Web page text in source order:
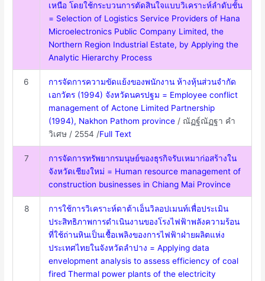
เหนือ โดยใช้กระบวนการตัดสินใจแบบวิเคราะห์ลำดับชั้น
= Selection of Logistics Service Providers of Hana
Microelectronics Public Company Limited, the
Northern Region Industrial Estate, by Applying the
Analytic Hierarchy Process
6
การจัดการความขัดแย้งของพนักงาน ห้างหุ้นส่วนจำกัด
เอกวัตร (1994) จังหวัดนครปฐม = Employee conflict
management of Actone Limited Partnership
(1994), Nakhon Pathom province / ณัฏฐ์ณัฏฐา คำ
วิเศษ / 2554 /Full Text
7
การจัดการทรัพยากรมนุษย์ของธุรกิจรับเหมาก่อสร้างใน
จังหวัดเชียงใหม่ = Human resource management of
construction businesses in Chiang Mai Province
8
การใช้การวิเคราะห์ดาต้าเอ็นวิลอปเมนท์เพื่อประเมิน
ประสิทธิภาพการดำเนินงานของโรงไฟฟ้าพลังความร้อน
ที่ใช้ถ่านหินเป็นเชื้อเพลิงของการไฟฟ้าฝ่ายผลิตแห่ง
ประเทศไทยในจังหวัดลำปาง = Applying data
envelopment analysis to assess efficiency of coal
fired Thermal power plants of the electricity